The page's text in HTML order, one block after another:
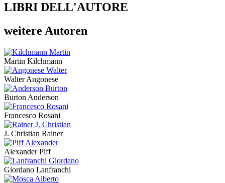
LIBRI DELL'AUTORE
weitere Autoren
Martin Kilchmann
Walter Angonese
Burton Anderson
Francesco Rosani
J. Christian Rainer
Alexander Piff
Giordano Lanfranchi